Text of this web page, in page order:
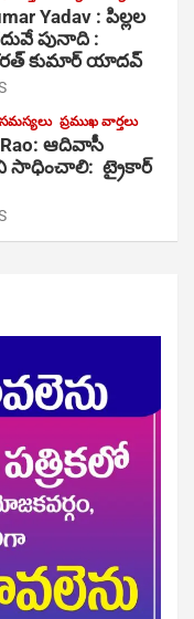
Yadav : పిల్లల
పునాది :
కుమార్ యాదవ్
ప్రముఖ వార్తలు
Rao: ఆదివాసీ
సాధించాలి: ట్రైకార్